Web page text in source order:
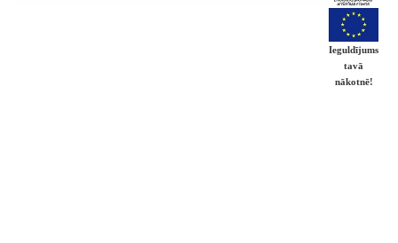
Ieguldījums
tavā
nākotnē!